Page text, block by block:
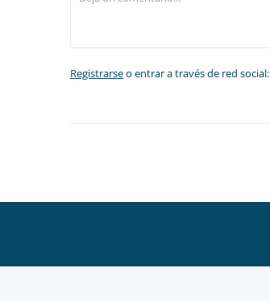
Registrarseo entrar a través de red social: